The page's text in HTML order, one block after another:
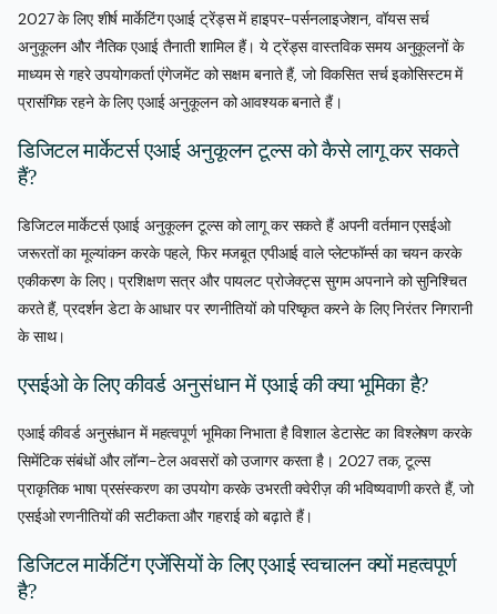
2027 के लिए शीर्ष मार्केटिंग एआई ट्रेंड्स में हाइपर-पर्सनलाइजेशन, वॉयस सर्च
अनुकूलन और नैतिक एआई तैनाती शामिल हैं। ये ट्रेंड्स वास्तविक समय अनुकूलनों के
माध्यम से गहरे उपयोगकर्ता एंगेजमेंट को सक्षम बनाते हैं, जो विकसित सर्च इकोसिस्टम में
प्रासंगिक रहने के लिए एआई अनुकूलन को आवश्यक बनाते हैं।
डिजिटल मार्केटर्स एआई अनुकूलन टूल्स को कैसे लागू कर सकते
हैं?
डिजिटल मार्केटर्स एआई अनुकूलन टूल्स को लागू कर सकते हैं अपनी वर्तमान एसईओ
जरूरतों का मूल्यांकन करके पहले, फिर मजबूत एपीआई वाले प्लेटफॉर्म्स का चयन करके
एकीकरण के लिए। प्रशिक्षण सत्र और पायलट प्रोजेक्ट्स सुगम अपनाने को सुनिश्चित
करते हैं, प्रदर्शन डेटा के आधार पर रणनीतियों को परिष्कृत करने के लिए निरंतर निगरानी
के साथ।
एसईओ के लिए कीवर्ड अनुसंधान में एआई की क्या भूमिका है?
एआई कीवर्ड अनुसंधान में महत्वपूर्ण भूमिका निभाता है विशाल डेटासेट का विश्लेषण करके
सिमेंटिक संबंधों और लॉन्ग-टेल अवसरों को उजागर करता है। 2027 तक, टूल्स
प्राकृतिक भाषा प्रसंस्करण का उपयोग करके उभरती क्वेरीज़ की भविष्यवाणी करते हैं, जो
एसईओ रणनीतियों की सटीकता और गहराई को बढ़ाते हैं।
डिजिटल मार्केटिंग एजेंसियों के लिए एआई स्वचालन क्यों महत्वपूर्ण
है?